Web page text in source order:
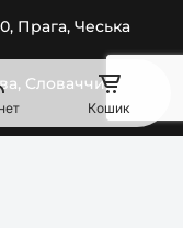
Кошик
Прага, Чеська
Словаччина